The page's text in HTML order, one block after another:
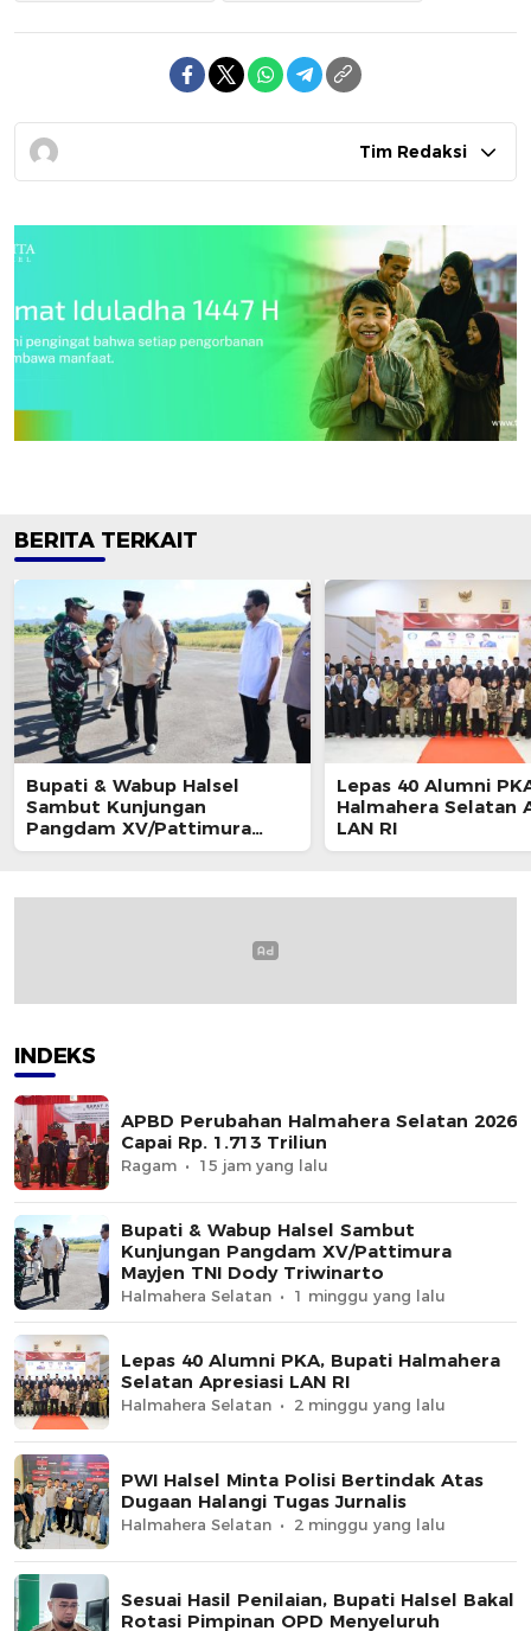
Tim Redaksi
BERITA TERKAIT
Bupati & Wabup Halsel
Sambut Kunjungan
Pangdam XV/Pattimura
Mayjen TNI Dody Triwinarto
Lepas 40 Alumni
Halmahera Selatan
LAN RI
INDEKS
APBD Perubahan Halmahera Selatan 2026
Capai Rp. 1.713 Triliun
Ragam 15 jam yang lalu
Bupati & Wabup Halsel Sambut
Kunjungan Pangdam XV/Pattimura
Mayjen TNI Dody Triwinarto
Halmahera Selatan 1 minggu yang lalu
Lepas 40 Alumni PKA, Bupati Halmahera
Selatan Apresiasi LAN RI
Halmahera Selatan 2 minggu yang lalu
PWI Halsel Minta Polisi Bertindak Atas
Dugaan Halangi Tugas Jurnalis
Halmahera Selatan 2 minggu yang lalu
Sesuai Hasil Penilaian, Bupati Halsel Bakal
Rotasi Pimpinan OPD Menyeluruh